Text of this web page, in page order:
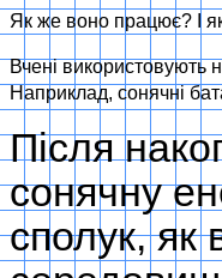
Як же воно працює? I
Вчені використовують
Наприклад, сонячні
Після
сонячну
сполук, як